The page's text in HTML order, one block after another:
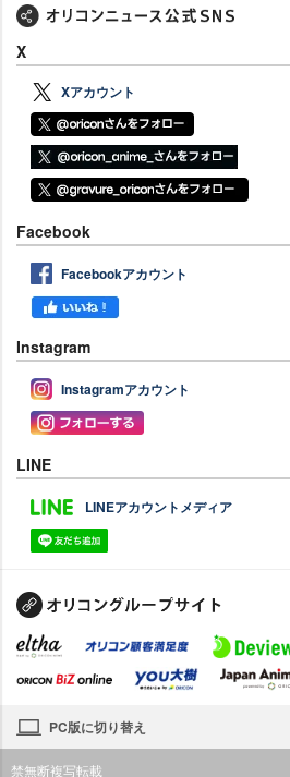
X
Xアカウント
Facebook
Facebookアカウント
Instagram
Instagramアカウント
LINE
LINEアカウントメディア
PC版に切り替え
禁無断複写転載